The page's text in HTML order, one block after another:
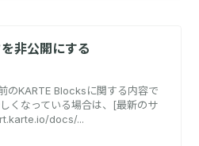
非公開にする
のKARTE Blocksに関する内容で
くなっている場合は、[最新のサ
docs/...